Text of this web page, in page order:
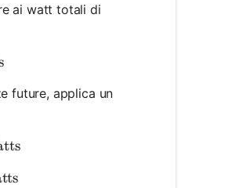
ai watt totali di
= 1550 + 1800 = 3350 \text{
future, applica un
= 1550 \times 1.25 =
= 3350 \times 1.25 =